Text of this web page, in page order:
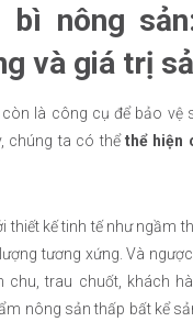
bì nông
và giá trị
là công cụ để bảo vệ
chúng ta có thểthể hiện
thiết kế tinh tế như ngầm
tương xứng. Và
chu, trau chuốt, khách
nông sản thấp bất kể